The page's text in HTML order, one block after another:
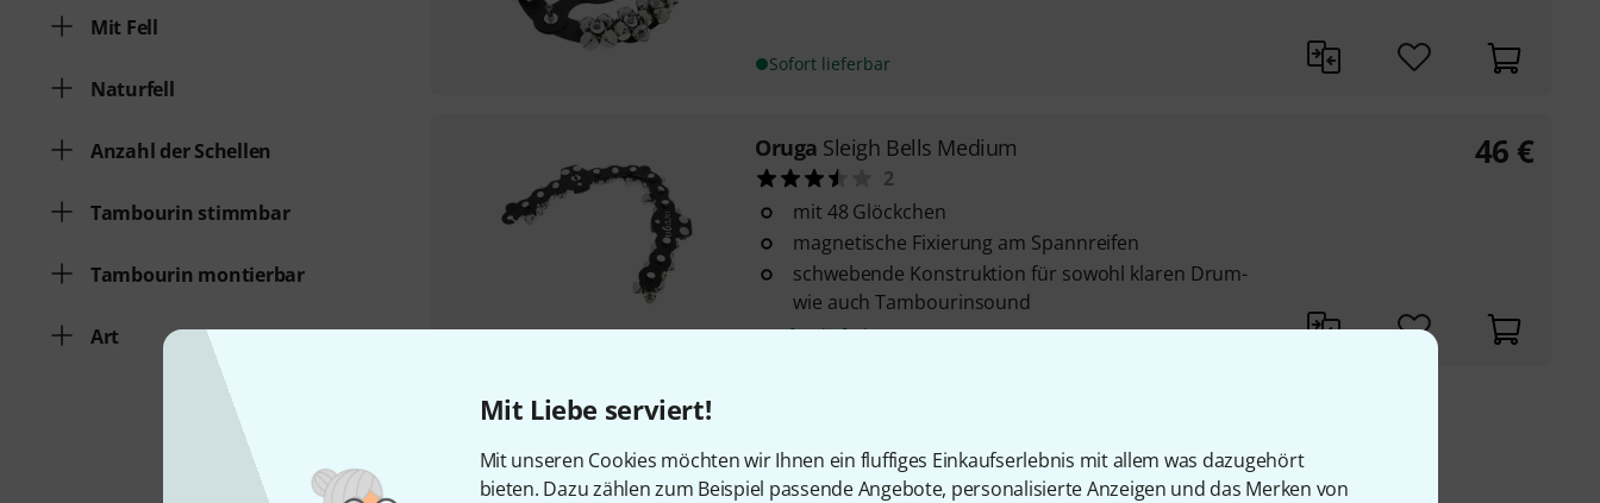
Mit Liebe serviert!
Mit unseren Cookies möchten wir Ihnen ein fluffiges Einkaufserlebnis mit allem was dazugehört
bieten. Dazu zählen zum Beispiel passende Angebote, personalisierte Anzeigen und das Merken von
Mit Fell
Naturfell
Anzahl der Schellen
Tambourin stimmbar
Tambourin montierbar
Art
Sofort lieferbar
Oruga Sleigh Bells Medium
2
mit 48 Glöckchen
magnetische Fixierung am Spannreifen
schwebende Konstruktion für sowohl klaren Drum-
wie auch Tambourinsound
Sofort lieferbar
46 €
Alle Preise inkl. MwSt.